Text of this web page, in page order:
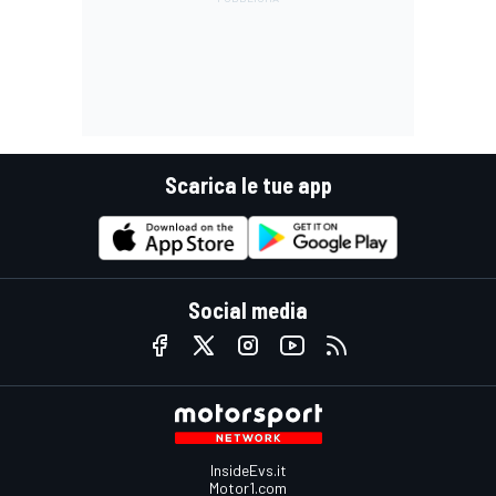
Scarica le tue app
Social media
InsideEvs.it
Motor1.com